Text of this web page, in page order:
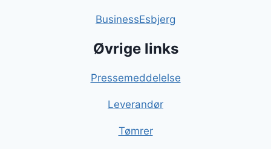
BusinessEsbjerg
Øvrige links
Pressemeddelelse
Leverandør
Tømrer